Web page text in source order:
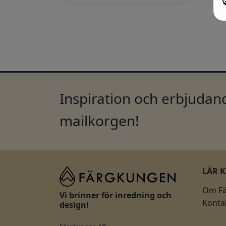
Inspiration och
mailkorgen!
Vi brinner för inredning och
design!
LÄR
Om